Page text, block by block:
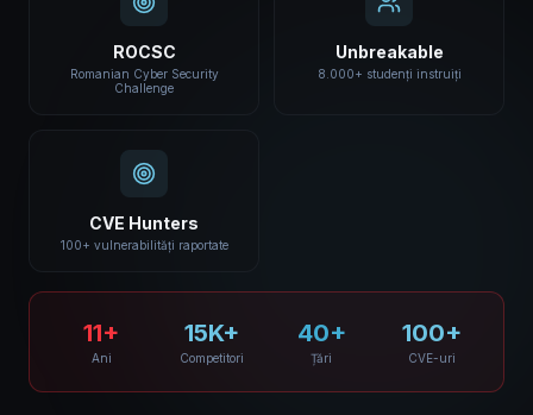
ROCSC
Romanian Cyber Security
Challenge
Unbreakable
8.000+ studenți instruiți
CVE Hunters
100+ vulnerabilități raportate
11+
Ani
15K+
Competitori
40+
Țări
100+
CVE-uri